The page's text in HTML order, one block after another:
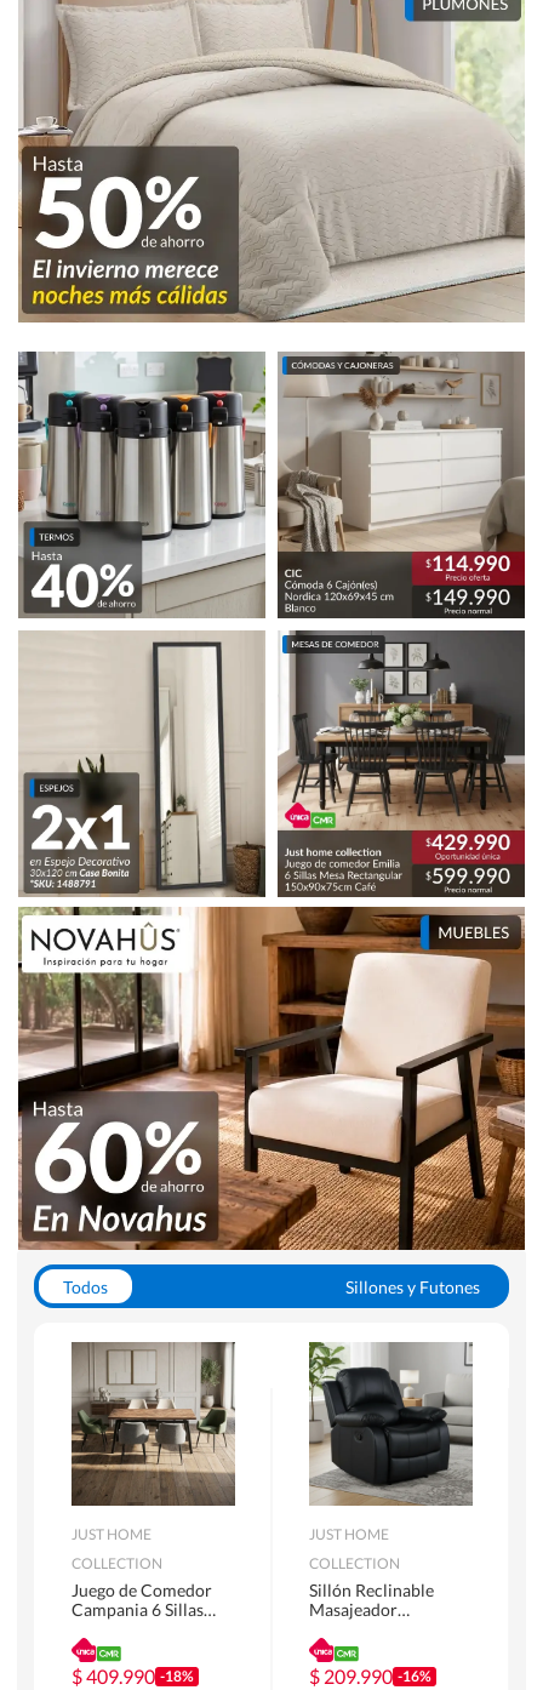
Todos
Sillones y Futones
Escritorios y Sillas PC
Racks y Muebles TV
Alfombras
JUST HOME
COLLECTION
Juego de Comedor
Campania 6 Sillas
180 x 90 x 76 cm
Café
$409.990 -18%
JUST HOME
COLLECTION
Sillón Reclinable
Masajeador
Atlanta 91x101x94
cm Negro
$ 209.990 -16%